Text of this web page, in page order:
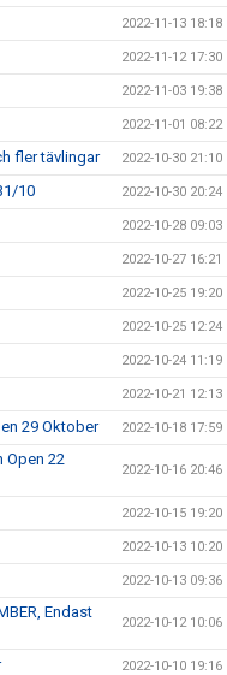
2022-11-13 18:18
2022-11-12 17:30
2022-11-03 19:38
2022-11-01 08:22
fler tävlingar 2022-10-30 21:10
10 2022-10-30 20:24
2022-10-28 09:03
2022-10-27 16:21
2022-10-25 19:20
2022-10-25 12:24
2022-10-24 11:19
2022-10-21 12:13
29 Oktober 2022-10-18 17:59
Open 22
2022-10-16 20:46
2022-10-15 19:20
2022-10-13 10:20
2022-10-13 09:36
Endast
2022-10-12 10:06
2022-10-10 19:16